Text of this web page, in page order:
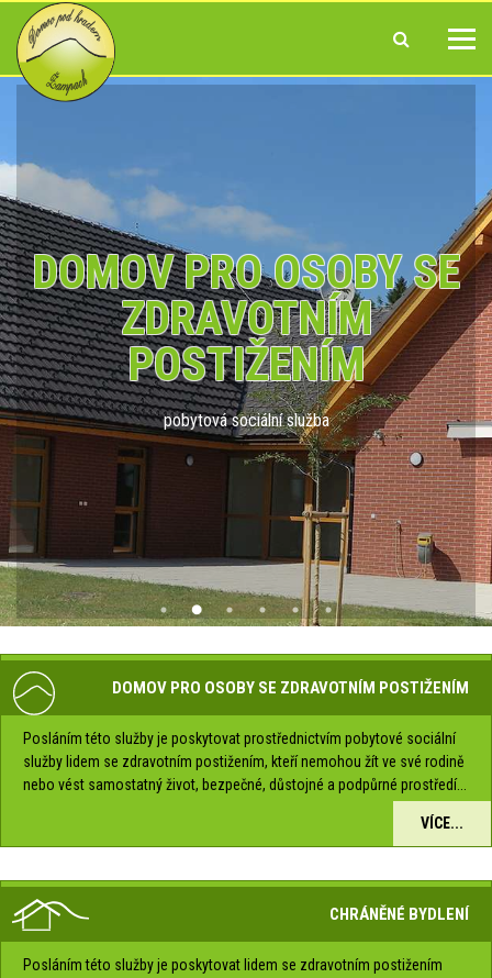
DOMOV PRO OSOBY SE
ZDRAVOTNÍM
POSTIŽENÍM
pobytová sociální služba
DOMOV PRO OSOBY SE ZDRAVOTNÍM POSTIŽENÍM
Posláním této služby je poskytovat prostřednictvím pobytové sociální
služby lidem se zdravotním postižením, kteří nemohou žít ve své rodině
nebo vést samostatný život, bezpečné, důstojné a podpůrné prostředí...
VÍCE...
CHRÁNĚNÉ BYDLENÍ
Posláním této služby je poskytovat lidem se zdravotním postižením